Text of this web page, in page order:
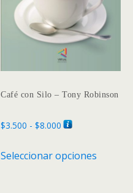
Café con Silo – Tony Robinson
$3.500 - $8.000 Rango
precios:
Seleccionar opciones